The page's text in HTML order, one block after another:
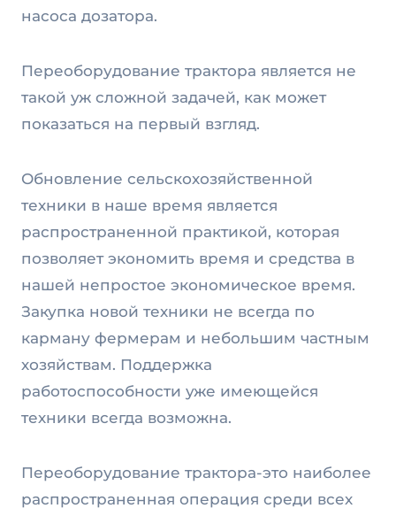
насоса дозатора.
Переоборудование трактора является не
такой уж сложной задачей, как может
показаться на первый взгляд.
Обновление сельскохозяйственной
техники в наше время является
распространенной практикой, которая
позволяет экономить время и средства в
нашей непростое экономическое время.
Закупка новой техники не всегда по
карману фермерам и небольшим частным
хозяйствам. Поддержка
работоспособности уже имеющейся
техники всегда возможна.
Переоборудование трактора-это наиболее
распространенная операция среди всех